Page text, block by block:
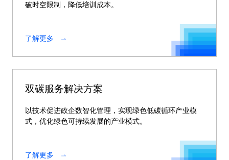
破时空限制，降低培训成本。
了解更多
双碳服务解决方案
以技术促进政企数智化管理，实现绿色低碳循环产业模
式，优化绿色可持续发展的产业模式。
了解更多